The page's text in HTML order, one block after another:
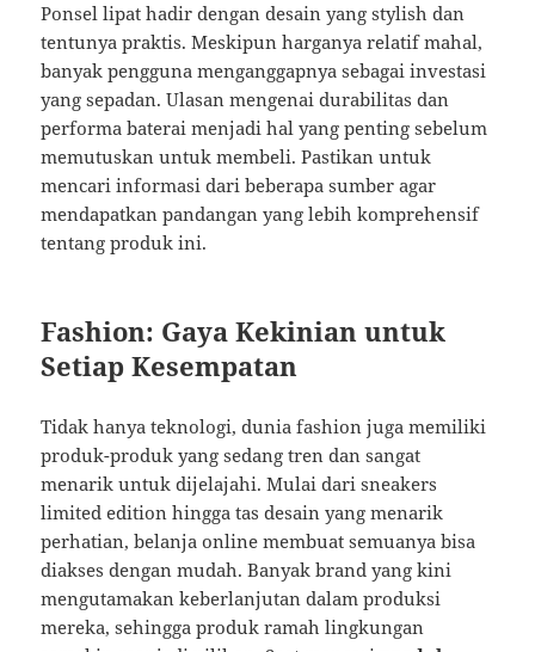
Ponsel lipat hadir dengan desain yang stylish dan
tentunya praktis. Meskipun harganya relatif mahal,
banyak pengguna menganggapnya sebagai investasi
yang sepadan. Ulasan mengenai durabilitas dan
performa baterai menjadi hal yang penting sebelum
memutuskan untuk membeli. Pastikan untuk
mencari informasi dari beberapa sumber agar
mendapatkan pandangan yang lebih komprehensif
tentang produk ini.
Fashion: Gaya Kekinian untuk
Setiap Kesempatan
Tidak hanya teknologi, dunia fashion juga memiliki
produk-produk yang sedang tren dan sangat
menarik untuk dijelajahi. Mulai dari sneakers
limited edition hingga tas desain yang menarik
perhatian, belanja online membuat semuanya bisa
diakses dengan mudah. Banyak brand yang kini
mengutamakan keberlanjutan dalam produksi
mereka, sehingga produk ramah lingkungan